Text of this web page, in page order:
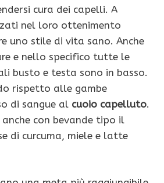
cura dei capelli. A
nel loro ottenimento
uno stile di vita sano. Anche
e nello specifico tutte le
busto e testa sono in basso.
rispetto alle gambe
di sangue al cuoio capelluto.
con bevande tipo il
di curcuma, miele e latte